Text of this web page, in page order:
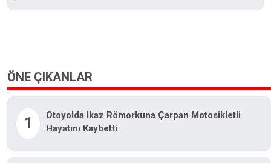
ÖNE ÇIKANLAR
1
Otoyolda Ikaz Römorkuna Çarpan Motosikletli
Hayatını Kaybetti